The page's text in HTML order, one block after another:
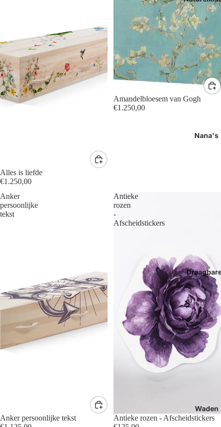
Nana's
Waden
Alles is liefde
€1.250,00
Amandelbloesem van Gogh
€1.250,00
Anker
persoonlijke
tekst
Anker persoonlijke tekst
Antieke
rozen
-
Afscheidstickers
Antieke rozen - Afscheidstickers